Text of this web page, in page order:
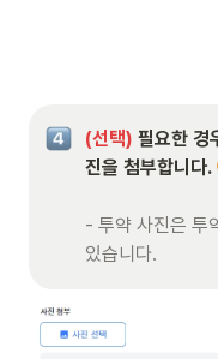
(선택) 필요한 경
진을 첨부합니다.
- 투약 사진은 투
있습니다.